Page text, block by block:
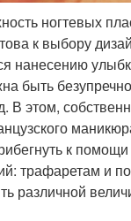
ногтевых
к выбору
нанесению
быть
В этом,
к
трафаретам и
различной